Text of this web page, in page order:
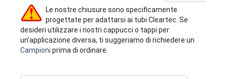
Le nostre chiusure sono specificamente
progettate per adattarsi ai tubi Cleartec. Se
desideri utilizzare i nostri cappucci o tappi per
un'applicazione diversa, ti suggeriamo di richiedere un
Campioni prima di ordinare.